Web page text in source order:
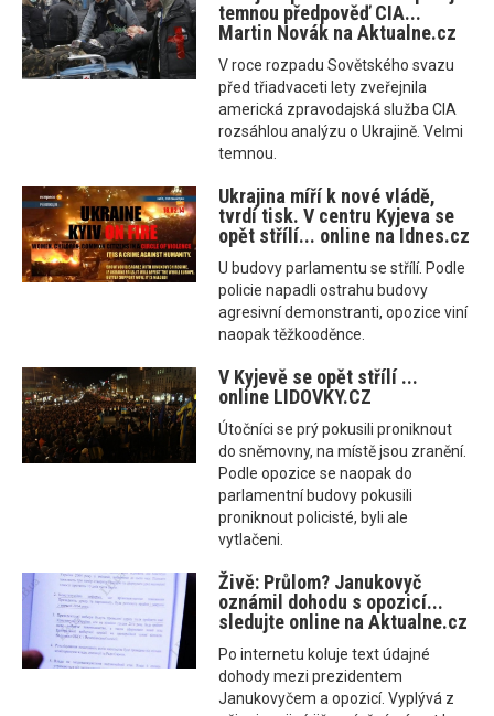
temnou předpověď CIA...
Martin Novák na Aktualne.cz
V roce rozpadu Sovětského svazu
před třiadvaceti lety zveřejnila
americká zpravodajská služba CIA
rozsáhlou analýzu o Ukrajině. Velmi
temnou.
Ukrajina míří k nové vládě,
tvrdí tisk. V centru Kyjeva se
opět střílí... online na Idnes.cz
U budovy parlamentu se střílí. Podle
policie napadli ostrahu budovy
agresivní demonstranti, opozice viní
naopak těžkooděnce.
V Kyjevě se opět střílí ...
online LIDOVKY.CZ
Útočníci se prý pokusili proniknout
do sněmovny, na místě jsou zranění.
Podle opozice se naopak do
parlamentní budovy pokusili
proniknout policisté, byli ale
vytlačeni.
Živě: Průlom? Janukovyč
oznámil dohodu s opozicí...
sledujte online na Aktualne.cz
Po internetu koluje text údajné
dohody mezi prezidentem
Janukovyčem a opozicí. Vyplývá z